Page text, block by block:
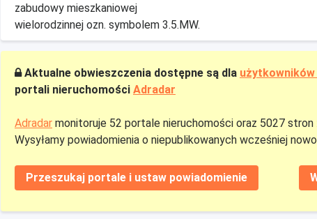
zabudowy mieszkaniowej
wielorodzinnej ozn. symbolem 3.5.MW.
Aktualne obwieszczenia dostępne są dla użytkowników
portali nieruchomości Adradar
Adradar monitoruje 52 portale nieruchomości oraz 5027
Wysyłamy powiadomienia o niepublikowanych wcześniej
Przeszukaj portale i ustaw powiadomienie